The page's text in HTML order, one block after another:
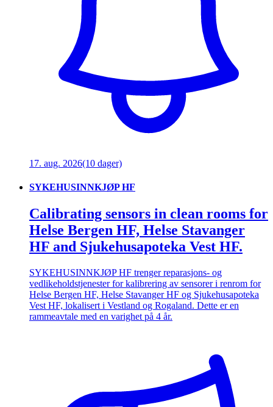
17. aug. 2026(10 dager)
SYKEHUSINNKJØP HF
Calibrating sensors in clean rooms for
Helse Bergen HF, Helse Stavanger
HF and Sjukehusapoteka Vest HF.
SYKEHUSINNKJØP HF trenger reparasjons- og
vedlikeholdstjenester for kalibrering av sensorer i renrom for
Helse Bergen HF, Helse Stavanger HF og Sjukehusapoteka
Vest HF, lokalisert i Vestland og Rogaland. Dette er en
rammeavtale med en varighet på 4 år.